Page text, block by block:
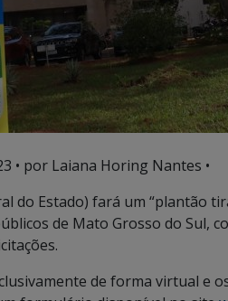
• por Laiana Horing Nantes •
do Estado) fará um “plantão
de Mato Grosso do Sul,
de forma virtual e